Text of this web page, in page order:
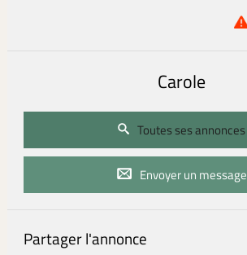
Carole
Toutes ses annonces
Envoyer un message
Partager l'annonce